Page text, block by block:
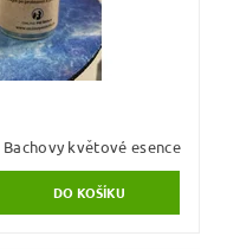
Bachovy květové esence